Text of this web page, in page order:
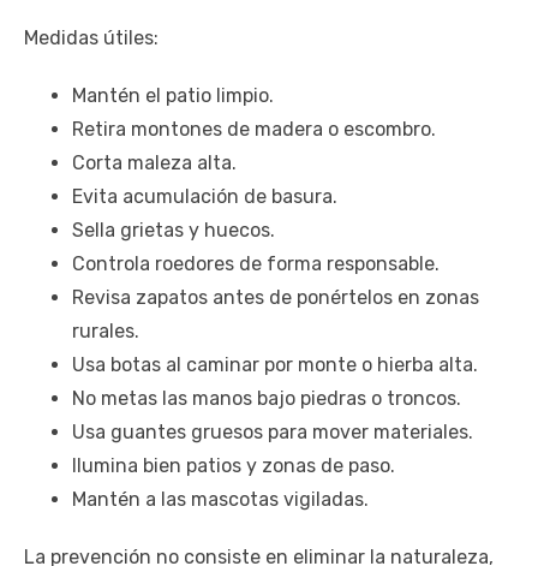
Medidas útiles:
Mantén el patio limpio.
Retira montones de madera o escombro.
Corta maleza alta.
Evita acumulación de basura.
Sella grietas y huecos.
Controla roedores de forma responsable.
Revisa zapatos antes de ponértelos en zonas
rurales.
Usa botas al caminar por monte o hierba alta.
No metas las manos bajo piedras o troncos.
Usa guantes gruesos para mover materiales.
Ilumina bien patios y zonas de paso.
Mantén a las mascotas vigiladas.
La prevención no consiste en eliminar la naturaleza,